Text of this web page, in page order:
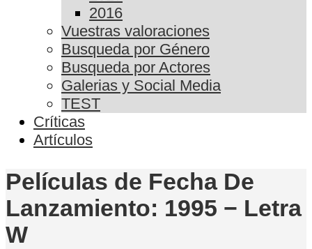
2016
Vuestras valoraciones
Busqueda por Género
Busqueda por Actores
Galerias y Social Media
TEST
Críticas
Artículos
Películas de Fecha De
Lanzamiento: 1995 − Letra
W